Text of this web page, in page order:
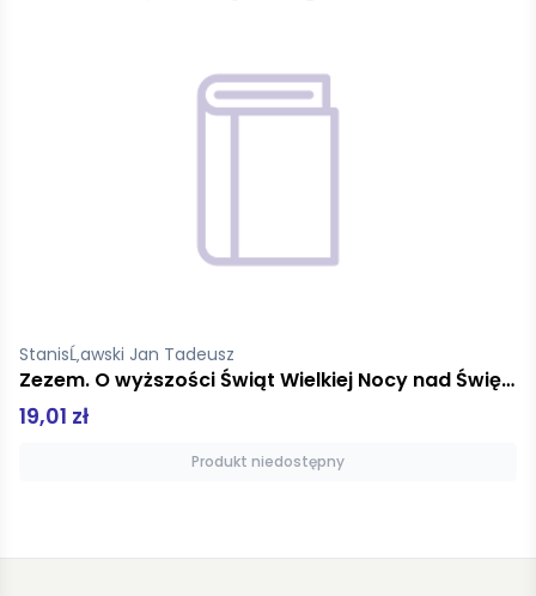
StanisĹ‚awski Jan Tadeusz
Zezem. O wyższości Świąt Wielkiej Nocy nad Świętami Bożego Narodzenia
19,01 zł
Produkt niedostępny